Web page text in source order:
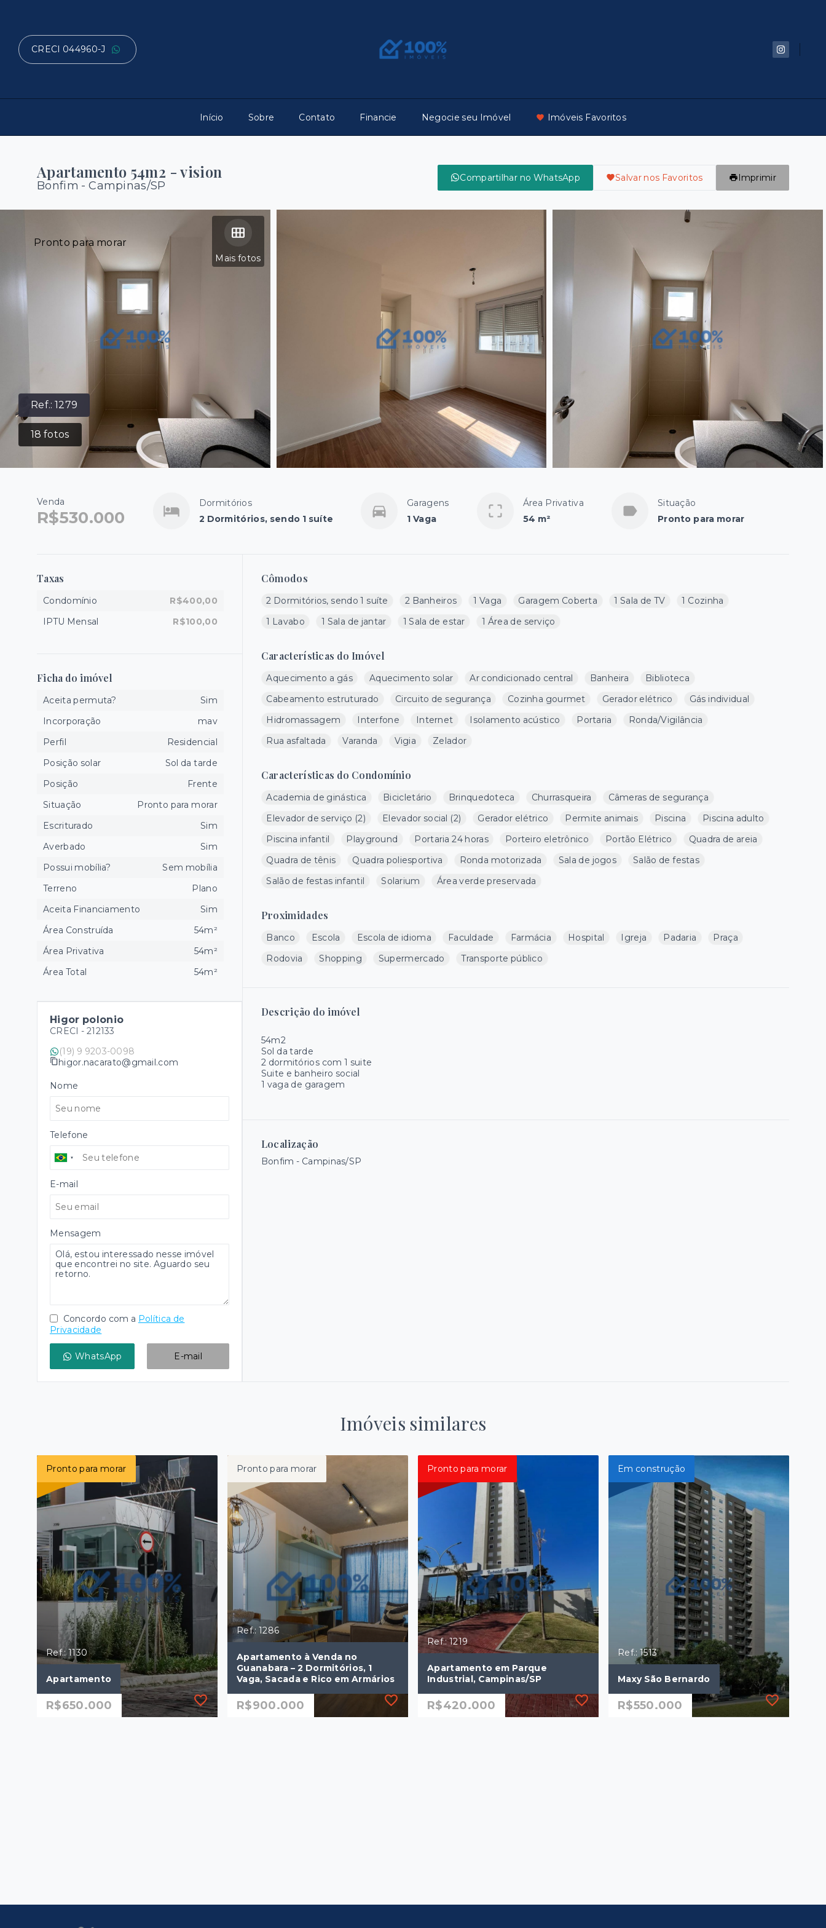
CRECI 044960-J
Início Sobre Contato Financie Negocie seu Imóvel Imóveis Favoritos
Apartamento 54m2 - vision
Bonfim - Campinas/SP
Compartilhar no WhatsApp Salvar nos Favoritos Imprimir
Ref.:1279
18 fotos
Mais fotos
Pronto para morar
Venda
R$530.000
Dormitórios
2 Dormitórios, sendo 1 suíte
Garagens
1 Vaga
Área Privativa
54 m²
Situação
Pronto para morar
Cômodos
2 Dormitórios, sendo 1 suíte 2 Banheiros 1 Vaga Garagem Coberta 1 Sala de TV
1 Cozinha
1 Lavabo
1 Sala de jantar 1 Sala de estar 1 Área de serviço
Características do Imóvel
Aquecimento a gás Aquecimento solar Ar condicionado central Banheira
Biblioteca
Cabeamento estruturado
Circuito de segurança Cozinha gourmet Gerador elétrico
Gás individual
Hidromassagem
Interfone Internet Isolamento acústico Portaria
Ronda/Vigilância
Rua asfaltada
Varanda Vigia Zelador
Características do Condomínio
Academia de ginástica Bicicletário Brinquedoteca Churrasqueira
Câmeras de segurança
Elevador de serviço (2) Elevador social (2) Gerador elétrico Permite animais Piscina
Piscina adulto
Piscina infantil
Playground Portaria 24 horas Porteiro eletrônico Portão Elétrico
Quadra de areia
Quadra de tênis
Quadra poliesportiva Ronda motorizada Sala de jogos
Salão de festas
Salão de festas infantil
Solarium Área verde preservada
Proximidades
Banco Escola Escola de idioma Faculdade Farmácia Hospital Igreja Padaria
Praça
Rodovia
Shopping Supermercado Transporte público
Descrição do imóvel
54m2
Sol da tarde
2 dormitórios com 1 suite
Suite e banheiro social
1 vaga de garagem
Localização
Bonfim - Campinas/SP
Taxas
Condomínio
R$400,00
IPTU Mensal
R$100,00
Ficha do imóvel
Aceita permuta?
Sim
Incorporação
mav
Perfil
Residencial
Posição solar
Sol da tarde
Posição
Frente
Situação
Pronto para morar
Escriturado
Sim
Averbado
Sim
Possui mobília?
Sem mobília
Terreno
Plano
Aceita Financiamento
Sim
Área Construída
54m²
Área Privativa
54m²
Área Total
54m²
Higor polonio
CRECI - 212133
(19) 9 9203-0098
higor.nacarato@gmail.com
Nome
Telefone
E-mail
Mensagem
Concordo com a Política de
Privacidade
WhatsApp E-mail
Imóveis similares
Pronto para morar
Ref.: 1130
Apartamento
R$650.000
Pronto para morar
Ref.: 1286
Apartamento à Venda no
Guanabara – 2 Dormitórios, 1
Vaga, Sacada e Rico em Armários
R$900.000
Pronto para morar
Ref.: 1219
Apartamento em Parque
Industrial, Campinas/SP
R$420.000
Em construção
Ref.: 1513
Maxy São Bernardo
R$550.000